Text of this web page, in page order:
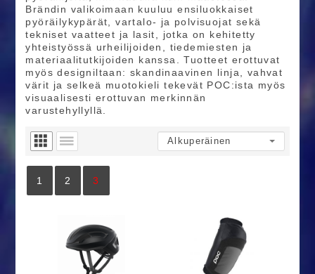
Brändin valikoimaan kuuluu ensiluokkaiset
pyöräilykypärät, vartalo‑ ja polvisuojat sekä
tekniset vaatteet ja lasit, jotka on kehitetty
yhteistyössä urheilijoiden, tiedemiesten ja
materiaalitutkijoiden kanssa. Tuotteet erottuvat
myös designiltaan: skandinaavinen linja, vahvat
värit ja selkeä muotokieli tekevät POC:ista myös
visuaalisesti erottuvan merkinnän
varustehyllyllä.
1 2 3